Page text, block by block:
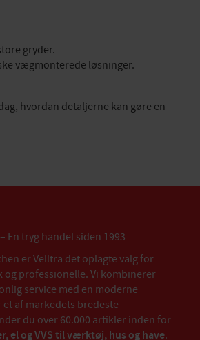
gryder.
vægmonterede løsninger.
hvordan detaljerne kan gøre en
En tryg handel siden 1993
er Velltra det oplagte valg for
og professionelle. Vi kombinerer
service med en moderne
af markedets bredeste
du over 60.000 artikler inden for
el og VVS til værktøj, hus og have.